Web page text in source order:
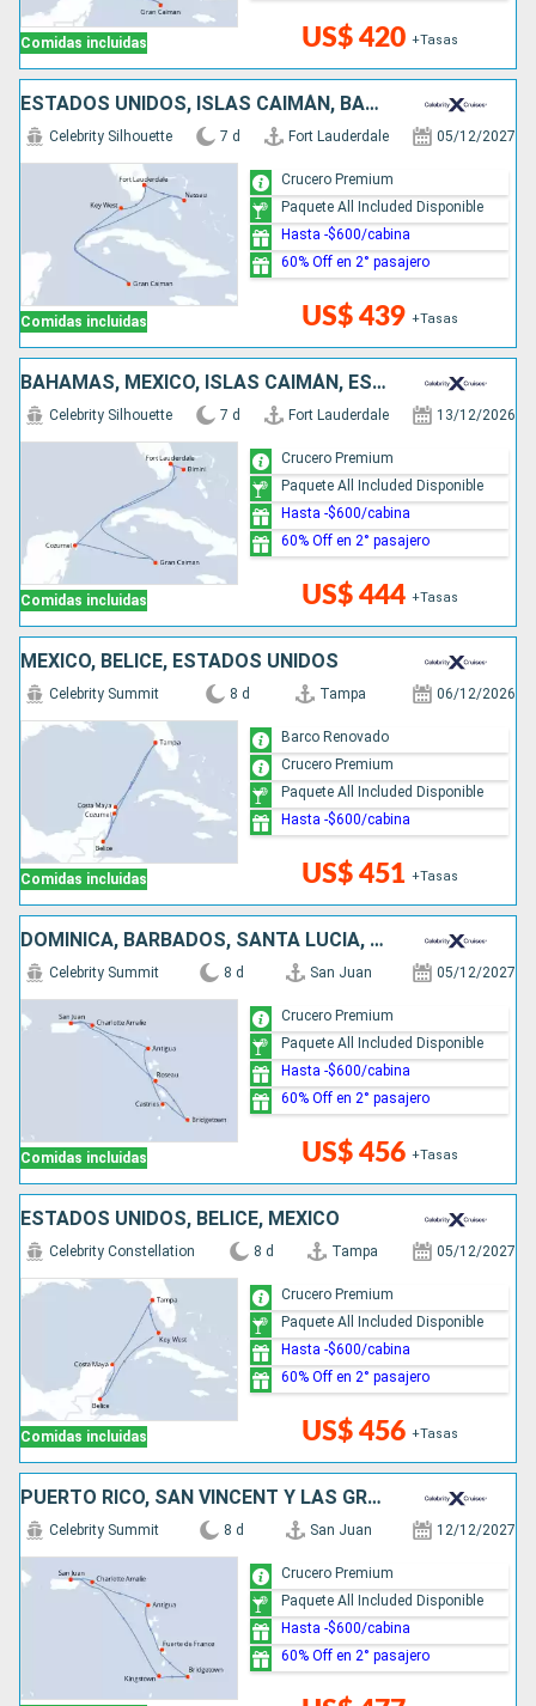
Comidas incluidas US$ 420 +Tasas
ESTADOS UNIDOS, ISLAS CAIMÁN, BAHAMAS
Comidas incluidas
Celebrity Silhouette 7 d Fort Lauderdale 05/12/2027
US$ 439 +Tasas
Crucero Premium
Paquete All Included Disponible
Hasta -$600/cabina
60% Off en 2° pasajero
BAHAMAS, MÉXICO, ISLAS CAIMÁN, ESTADOS UNIDOS
Comidas incluidas
Celebrity Silhouette 7 d Fort Lauderdale 13/12/2026
US$ 444 +Tasas
Crucero Premium
Paquete All Included Disponible
Hasta -$600/cabina
60% Off en 2° pasajero
MÉXICO, BELICE, ESTADOS UNIDOS
Comidas incluidas
Celebrity Summit 8 d Tampa 06/12/2026
US$ 451 +Tasas
Barco Renovado
Crucero Premium
Paquete All Included Disponible
Hasta -$600/cabina
DOMINICA, BARBADOS, SANTA LUCIA, ANTIGUA Y BARBUDA, ESTADOS UNIDOS, PUERTO RICO
Comidas incluidas
Celebrity Summit 8 d San Juan 05/12/2027
US$ 456 +Tasas
Crucero Premium
Paquete All Included Disponible
Hasta -$600/cabina
60% Off en 2° pasajero
ESTADOS UNIDOS, BELICE, MÉXICO
Comidas incluidas
Celebrity Constellation 8 d Tampa 05/12/2027
US$ 456 +Tasas
Crucero Premium
Paquete All Included Disponible
Hasta -$600/cabina
60% Off en 2° pasajero
PUERTO RICO, SAN VINCENT Y LAS GRANADINAS, BARBADOS, ANTIGUA Y BARBUDA, ESTADOS UNIDOS
Celebrity Summit 8 d San Juan 12/12/2027
Crucero Premium
Paquete All Included Disponible
Hasta -$600/cabina
60% Off en 2° pasajero